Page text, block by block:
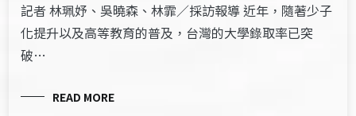
記者 林珮妤、吳曉森、林霏／採訪報導 近年，隨著少子
化提升以及高等教育的普及，台灣的大學錄取率已突
破…
READ MORE